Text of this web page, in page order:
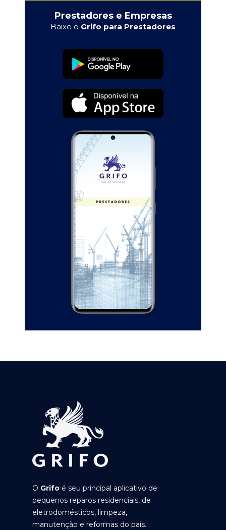
Prestadores e Empresas
Baixe o Grifo para Prestadores
O Grifo é seu principal aplicativo de
pequenos reparos residenciais, de
eletrodomésticos, limpeza,
manutenção e reformas do país.